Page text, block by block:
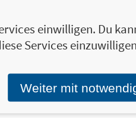
einwilligen. Du
Services
Weiter mit